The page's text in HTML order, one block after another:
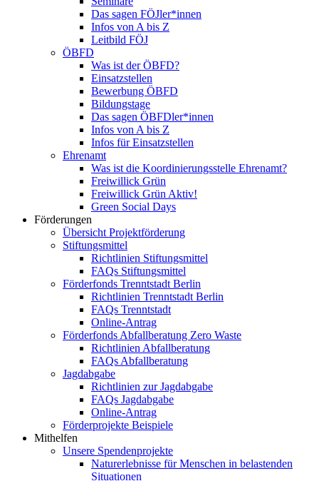
Das sagen FÖJler*innen
Infos von A bis Z
Leitbild FÖJ
ÖBFD
Was ist der ÖBFD?
Einsatzstellen
Bewerbung ÖBFD
Bildungstage
Das sagen ÖBFDler*innen
Infos von A bis Z
Infos für Einsatzstellen
Ehrenamt
Was ist die Koordinierungsstelle Ehrenamt?
Freiwillick Grün
Freiwillick Grün Aktiv!
Green Social Days
Förderungen
Übersicht Projektförderung
Stiftungsmittel
Richtlinien Stiftungsmittel
FAQs Stiftungsmittel
Förderfonds Trenntstadt Berlin
Richtlinien Trenntstadt Berlin
FAQs Trenntstadt
Online-Antrag
Förderfonds Abfallberatung Zero Waste
Richtlinien Abfallberatung
FAQs Abfallberatung
Jagdabgabe
Richtlinien zur Jagdabgabe
FAQs Jagdabgabe
Online-Antrag
Förderprojekte Beispiele
Mithelfen
Unsere Spendenprojekte
Naturerlebnisse für Menschen in belastenden
Situationen